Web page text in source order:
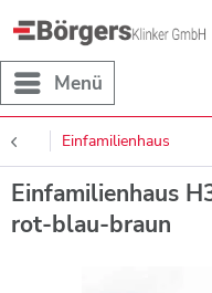
Menü
Einfamilienhaus
Einfamilienhaus
rot-blau-braun